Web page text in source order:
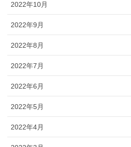
2022年10月
2022年9月
2022年8月
2022年7月
2022年6月
2022年5月
2022年4月